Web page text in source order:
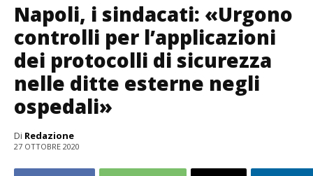
Napoli, i sindacati: «Urgono
controlli per l’applicazioni
dei protocolli di sicurezza
nelle ditte esterne negli
ospedali»
Di Redazione
27 OTTOBRE 2020